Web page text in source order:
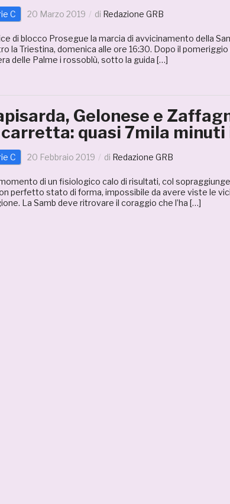
C 20 Marzo 2019 di Redazione GRB
di blocco Prosegue la marcia di avvicinamento della
la Triestina, domenica alle ore 16:30. Dopo il pomeriggio
delle Palme i rossoblù, sotto la guida […]
Gelonese e
quasi 7mila minuti
C 20 Febbraio 2019 di Redazione GRB
di un fisiologico calo di risultati, col
perfetto stato di forma, impossibile da avere viste le
La Samb deve ritrovare il coraggio che l’ha […]